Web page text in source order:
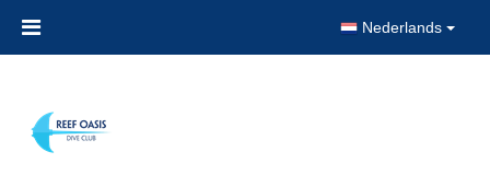
Nederlands